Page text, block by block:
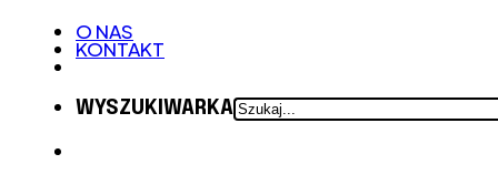
O NAS
KONTAKT
WYSZUKIWARKASZUKAJ